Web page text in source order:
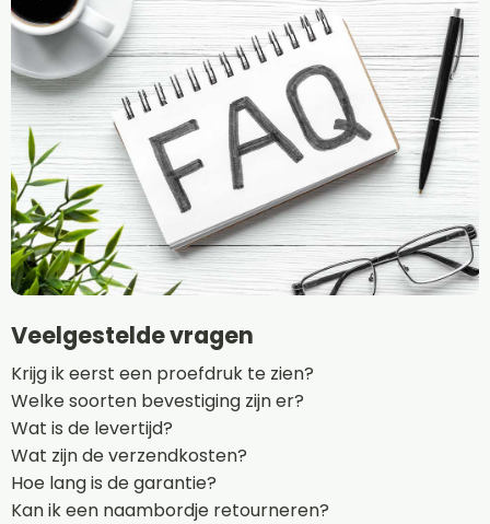
Veelgestelde vragen
Krijg ik eerst een proefdruk te zien?
Welke soorten bevestiging zijn er?
Wat is de levertijd?
Wat zijn de verzendkosten?
Hoe lang is de garantie?
Kan ik een naambordje retourneren?